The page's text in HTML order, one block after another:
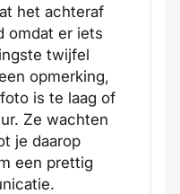
het achteraf
omdat er iets
twijfel
opmerking,
is te laag of
Ze wachten
je daarop
een prettig